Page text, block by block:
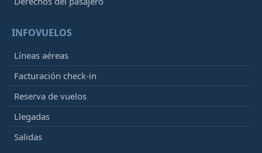
INFOVUELOS
Líneas aéreas
Facturación check-in
Reserva de vuelos
Llegadas
Salidas